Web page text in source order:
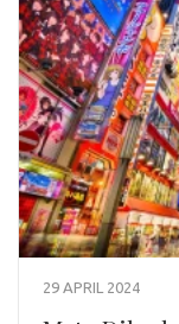
29 APRIL 2024